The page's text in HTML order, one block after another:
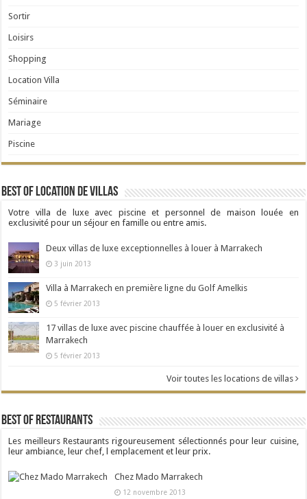
Sortir
Loisirs
Shopping
Location Villa
Séminaire
Mariage
Piscine
Best Of Location de Villas
Votre villa de luxe avec piscine et personnel de maison louée en
exclusivité pour un séjour en famille ou entre amis.
Deux villas de luxe exceptionnelles à louer à Marrakech
3 juin 2013
Villa à Marrakech en première ligne du Golf Amelkis
5 février 2013
17 villas de luxe avec piscine chauffée à louer en exclusivité à
Marrakech
5 février 2013
Voir toutes les locations de villas
Best Of Restaurants
Les meilleurs Restaurants rigoureusement sélectionnés pour leur cuisine,
leur ambiance, leur chef, l emplacement et leur prix.
Chez Mado Marrakech
12 novembre 2013